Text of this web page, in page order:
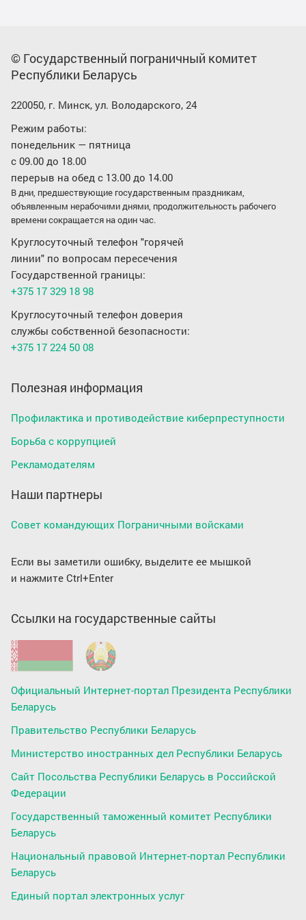
© Государственный пограничный комитет
Республики Беларусь
220050, г. Минск, ул. Володарского, 24
Режим работы:
понедельник — пятница
с 09.00 до 18.00
перерыв на обед с 13.00 до 14.00
В дни, предшествующие государственным праздникам,
объявленным нерабочими днями, продолжительность рабочего
времени сокращается на один час.
Круглосуточный телефон "горячей
линии" по вопросам пересечения
Государственной границы:
+375 17 329 18 98
Круглосуточный телефон доверия
службы собственной безопасности:
+375 17 224 50 08
Полезная информация
Профилактика и противодействие киберпреступности
Борьба с коррупцией
Рекламодателям
Наши партнеры
Совет командующих Пограничными войсками
Если вы заметили ошибку, выделите ее мышкой
и нажмите Ctrl+Enter
Ссылки на государственные сайты
Официальный Интернет-портал Президента Республики
Беларусь
Правительство Республики Беларусь
Министерство иностранных дел Республики Беларусь
Сайт Посольства Республики Беларусь в Российской
Федерации
Государственный таможенный комитет Республики
Беларусь
Национальный правовой Интернет-портал Республики
Беларусь
Единый портал электронных услуг